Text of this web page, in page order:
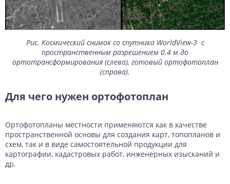
Рис. Космический снимок cо спутника WorldView-3 с
пространственным разрешением 0.4 м до
ортотрансформирования (слева), готовый ортофотоплан
(справа).
Для чего нужен ортофотоплан
Ортофотопланы местности применяются как в качестве
пространственной основы для создания карт, топопланов и
схем, так и в виде самостоятельной продукции для
картографии, кадастровых работ, инженерных изысканий и
др.